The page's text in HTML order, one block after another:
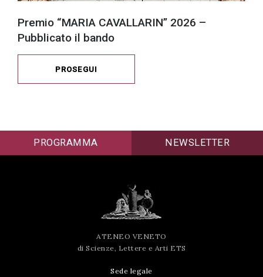
Premio “MARIA CAVALLARIN” 2026 –
Pubblicato il bando
PROSEGUI
PROGRAMMA NEWSLETTER
ATENEO VENETO
di Scienze, Lettere e Arti ETS
Sede legale